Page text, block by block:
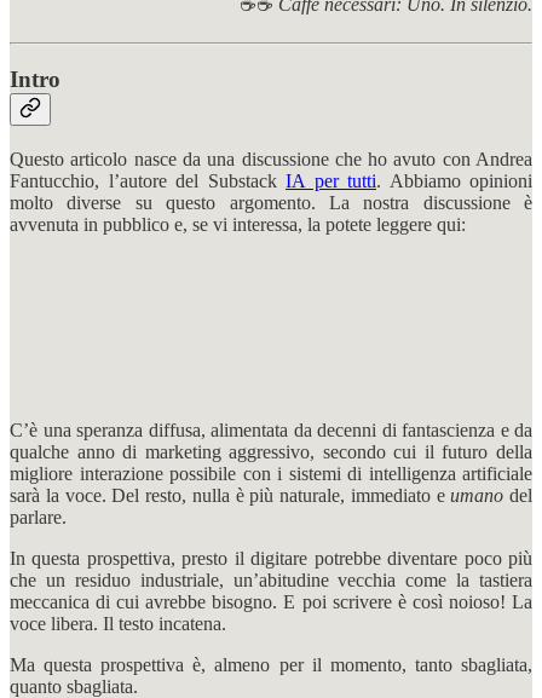
Intro
Questo articolo nasce da una discussione che ho avuto con Andrea
Fantucchio, l’autore del Substack IA per tutti. Abbiamo opinioni
molto diverse su questo argomento. La nostra discussione è
avvenuta in pubblico e, se vi interessa, la potete leggere qui:
C’è una speranza diffusa, alimentata da decenni di fantascienza e da
qualche anno di marketing aggressivo, secondo cui il futuro della
migliore interazione possibile con i sistemi di intelligenza artificiale
sarà la voce. Del resto, nulla è più naturale, immediato eumano del
parlare.
In questa prospettiva, presto il digitare potrebbe diventare poco più
che un residuo industriale, un’abitudine vecchia come la tastiera
meccanica di cui avrebbe bisogno. E poi scrivere è così noioso! La
voce libera. Il testo incatena.
Ma questa prospettiva è, almeno per il momento, tanto sbagliata,
quanto sbagliata.